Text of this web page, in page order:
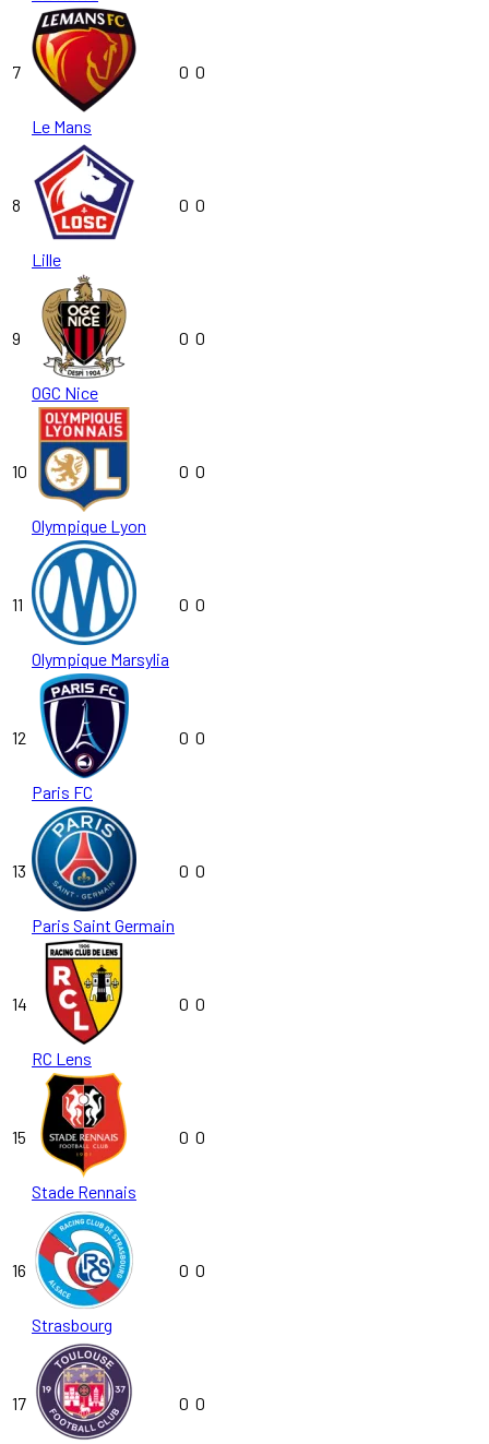
7
Le Mans
0 0
8
Lille
0 0
9
OGC Nice
0 0
10
Olympique Lyon
0 0
11
Olympique Marsylia
0 0
12
Paris FC
0 0
13
Paris Saint Germain
0 0
14
RC Lens
0 0
15
Stade Rennais
0 0
16
Strasbourg
0 0
17 0 0